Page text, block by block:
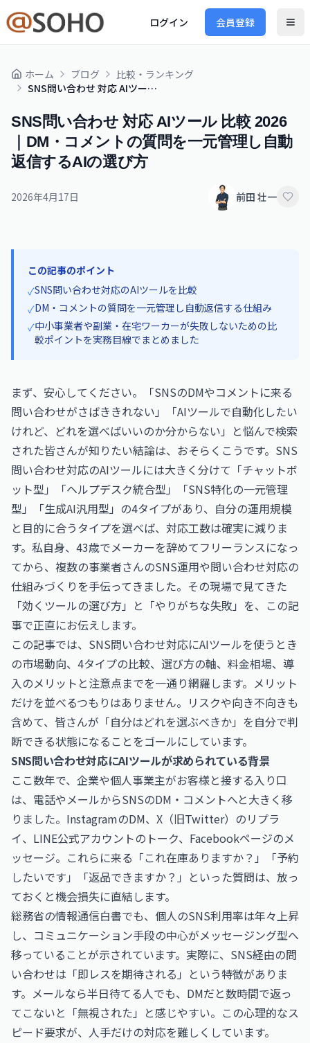
ログイン 会員登録
ホーム ブログ
比較・ランキング
SNS問い合わせ 対応 AIツール 比較 2026｜DM・コメントの質問を一元管理し自動返信するAIの選び方
SNS問い合わせ 対応 AIツール 比較 2026
｜DM・コメントの質問を一元管理し自動
返信するAIの選び方
2026年4月17日 前田 壮一
この記事のポイント
✓SNS問い合わせ対応のAIツールを比較
✓DM・コメントの質問を一元管理し自動返信する仕組み
✓中小事業者や副業・在宅ワーカーが失敗しないための比
較ポイントを実務目線でまとめました
まず、安心してください。「SNSのDMやコメントに来る
問い合わせがさばききれない」「AIツールで自動化したい
けれど、どれを選べばいいのか分からない」と悩んで検索
された皆さんが知りたい結論は、おそらくこうです。SNS
問い合わせ対応のAIツールには大きく分けて「チャットボ
ット型」「ヘルプデスク統合型」「SNS特化の一元管理
型」「生成AI汎用型」の4タイプがあり、自分の運用規模
と目的に合うタイプを選べば、対応工数は確実に減りま
す。私自身、43歳でメーカーを辞めてフリーランスになっ
てから、複数の事業者さんのSNS運用や問い合わせ対応の
仕組みづくりを手伝ってきました。その現場で見てきた
「効くツールの選び方」と「やりがちな失敗」を、この記
事で正直にお伝えします。
この記事では、SNS問い合わせ対応にAIツールを使うとき
の市場動向、4タイプの比較、選び方の軸、料金相場、導
入のメリットと注意点までを一通り網羅します。メリット
だけを並べるつもりはありません。リスクや向き不向きも
含めて、皆さんが「自分はどれを選ぶべきか」を自分で判
断できる状態になることをゴールにしています。
SNS問い合わせ対応にAIツールが求められている背景
ここ数年で、企業や個人事業主がお客様と接する入り口
は、電話やメールからSNSのDM・コメントへと大きく移
りました。InstagramのDM、X（旧Twitter）のリプラ
イ、LINE公式アカウントのトーク、Facebookページのメ
ッセージ。これらに来る「これ在庫ありますか？」「予約
したいです」「返品できますか？」といった質問は、放っ
ておくと機会損失に直結します。
総務省の情報通信白書でも、個人のSNS利用率は年々上昇
し、コミュニケーション手段の中心がメッセージング型へ
移っていることが示されています。実際に、SNS経由の問
い合わせは「即レスを期待される」という特徴がありま
す。メールなら半日待てる人でも、DMだと数時間で返っ
てこないと「無視された」と感じやすい。この心理的なス
ピード要求が、人手だけの対応を難しくしています。